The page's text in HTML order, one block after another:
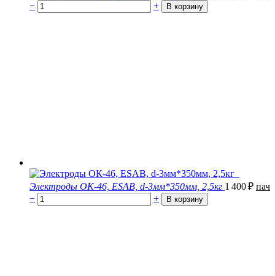
−
+
Электроды ОК-46, ESAB, d-3мм*350мм, 2,5кг 1 400₽ пач
−
+